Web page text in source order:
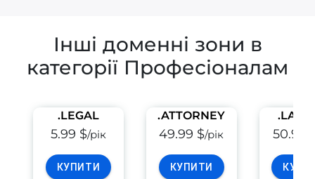
Інші доменні зони в
категорії Професіоналам
.LEGAL
5.99 $/рік
КУПИТИ
.ATTORNEY
49.99 $/рік
КУПИТИ
50.99